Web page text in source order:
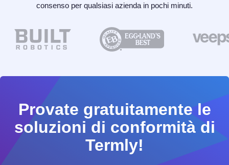
consenso per qualsiasi azienda in pochi minuti.
Provate gratuitamente le
soluzioni di conformità di
Termly!